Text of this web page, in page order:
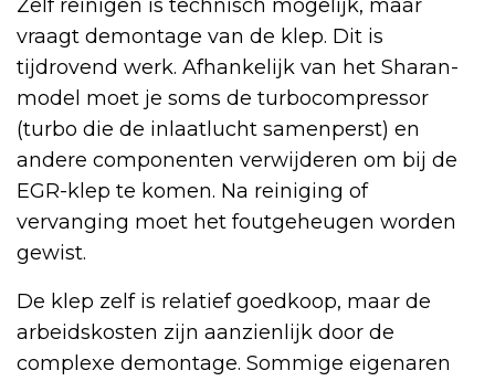
Zelf reinigen is technisch mogelijk, maar
vraagt demontage van de klep. Dit is
tijdrovend werk. Afhankelijk van het Sharan-
model moet je soms de turbocompressor
(turbo die de inlaatlucht samenperst) en
andere componenten verwijderen om bij de
EGR-klep te komen. Na reiniging of
vervanging moet het foutgeheugen worden
gewist.
De klep zelf is relatief goedkoop, maar de
arbeidskosten zijn aanzienlijk door de
complexe demontage. Sommige eigenaren